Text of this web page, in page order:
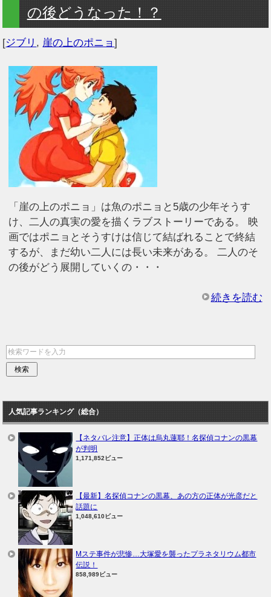
の後どうなった！？
[ジブリ , 崖の上のポニョ]
「崖の上のポニョ」は魚のポニョと5歳の少年そうす
け、二人の真実の愛を描くラブストーリーである。 映
画ではポニョとそうすけは信じて結ばれることで終結
するが、まだ幼い二人には長い未来がある。 二人のそ
の後がどう展開していくの・・・
続きを読む
人気記事ランキング（総合）
【ネタバレ注意】正体は烏丸蓮耶！名探偵コナンの黒幕
が判明
1,171,852ビュー
【最新】名探偵コナンの黒幕、あの方の正体が光彦だと
話題に
1,048,610ビュー
Mステ事件が悲惨…大塚愛を襲ったプラネタリウム都市
伝説！
858,989ビュー